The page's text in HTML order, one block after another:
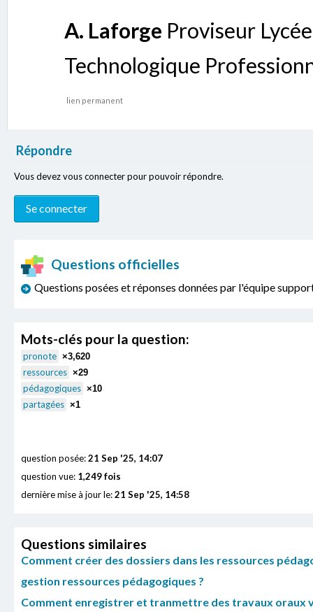
A. Laforge Proviseur
Technologique
lien permanent
Répondre
Vous devez vous connecter pour pouvoir répondre.
Questions officielles
Questions posées et réponses données par l'équipe
Mots-clés pour la question:
pronote ×3,620
ressources ×29
pédagogiques ×10
partagées ×1
question posée:21 Sep '25, 14:07
question vue: 1,249 fois
dernière mise à jour le:21 Sep '25, 14:58
Questions similaires
Comment créer des dossiers dans les ressources
gestion ressources pédagogiques ?
Comment enregistrer et tranmettre des travaux oraux